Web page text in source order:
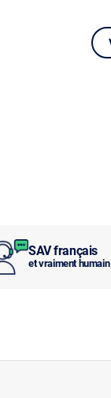
SAV français
et vraiment humain